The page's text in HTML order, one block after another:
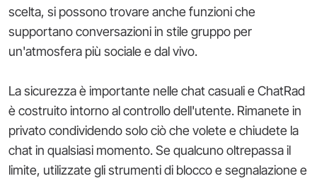
scelta, si possono trovare anche funzioni che
supportano conversazioni in stile gruppo per
un'atmosfera più sociale e dal vivo.
La sicurezza è importante nelle chat casuali e ChatRad
è costruito intorno al controllo dell'utente. Rimanete in
privato condividendo solo ciò che volete e chiudete la
chat in qualsiasi momento. Se qualcuno oltrepassa il
limite, utilizzate gli strumenti di blocco e segnalazione e